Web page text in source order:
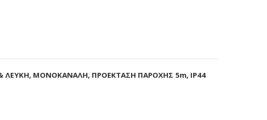
ΛΕΥΚΗ, ΜΟΝΟΚΑΝΑΛΗ, ΠΡΟΕΚΤΑΣΗ ΠΑΡΟΧΗΣ 5m, IP44